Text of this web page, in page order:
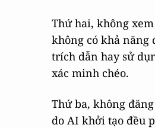
Thứ hai, không
không có khả năng
trích dẫn hay sử
xác minh chéo.
Thứ ba, không
do AI khởi tạo đều